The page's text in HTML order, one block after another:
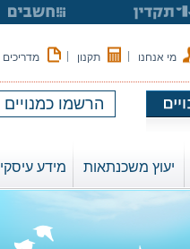
מי אנחנו תקנון מדריכים
הרשמו כמנויים
מידע עיסקי יעוץ משכנתאות